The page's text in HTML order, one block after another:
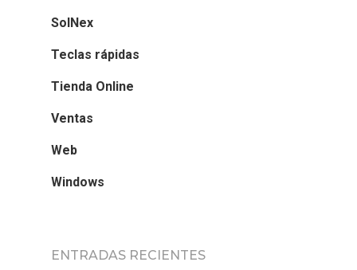
SolNex
Teclas rápidas
Tienda Online
Ventas
Web
Windows
ENTRADAS RECIENTES